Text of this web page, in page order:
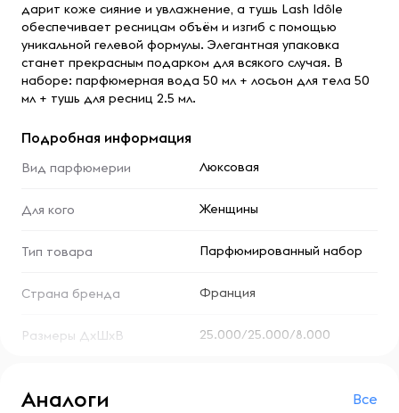
дарит коже сияние и увлажнение, а тушь Lash Idôle
обеспечивает ресницам объём и изгиб с помощью
уникальной гелевой формулы. Элегантная упаковка
станет прекрасным подарком для всякого случая. В
наборе: парфюмерная вода 50 мл + лосьон для тела 50
мл + тушь для ресниц 2.5 мл.
Подробная информация
Вид парфюмерии Люксовая
Для кого Женщины
Тип товара Парфюмированный набор
Страна бренда Франция
Размеры ДхШхВ 25.000/25.000/8.000
Аналоги Все